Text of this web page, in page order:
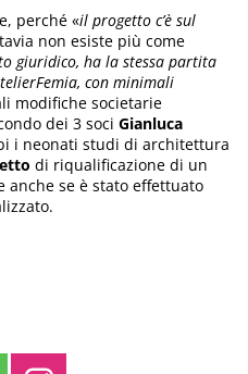
perché «il progetto c’è sul
non esiste più come
giuridico, ha la stessa partita
con minimali
modifiche societarie
dei 3 sociGianluca
i neonati studi di architettura
di riqualificazione di un
anche se è stato effettuato